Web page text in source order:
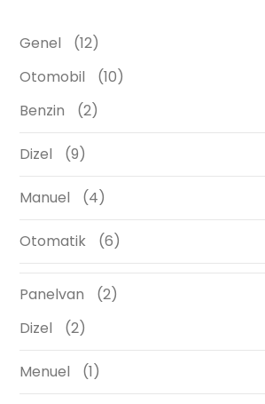
Genel
12
Otomobil
10
Benzin
2
Dizel 9
Manuel 4
Otomatik 6
Panelvan
2
Dizel
2
Menuel 1